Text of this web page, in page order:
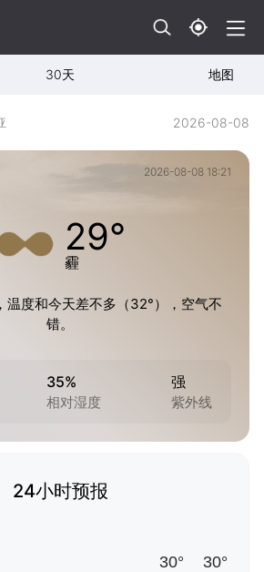
30天 地图
2026-08-08
2026-08-08 18:21
29°
霾
温度和今天差不多（32°），空气不
错。
35%
相对湿度
强
紫外线
24小时预报